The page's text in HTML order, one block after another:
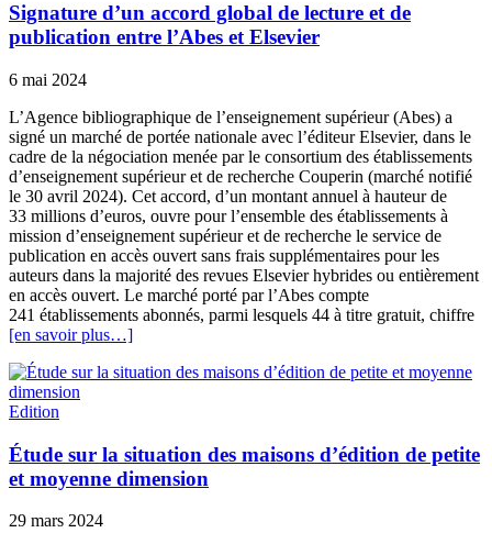
Signature d’un accord global de lecture et de
publication entre l’Abes et Elsevier
6 mai 2024
L’Agence bibliographique de l’enseignement supérieur (Abes) a
signé un marché de portée nationale avec l’éditeur Elsevier, dans le
cadre de la négociation menée par le consortium des établissements
d’enseignement supérieur et de recherche Couperin (marché notifié
le 30 avril 2024). Cet accord, d’un montant annuel à hauteur de
33 millions d’euros, ouvre pour l’ensemble des établissements à
mission d’enseignement supérieur et de recherche le service de
publication en accès ouvert sans frais supplémentaires pour les
auteurs dans la majorité des revues Elsevier hybrides ou entièrement
en accès ouvert. Le marché porté par l’Abes compte
241 établissements abonnés, parmi lesquels 44 à titre gratuit, chiffre
[en savoir plus…]
Edition
Étude sur la situation des maisons d’édition de petite
et moyenne dimension
29 mars 2024